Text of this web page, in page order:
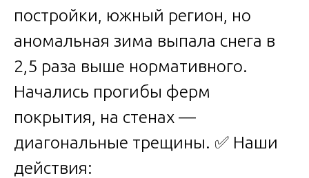
постройки, южный регион, но
аномальная зима выпала снега в
2,5 раза выше нормативного.
Начались прогибы ферм
покрытия, на стенах —
диагональные трещины. ✅ Наши
действия: